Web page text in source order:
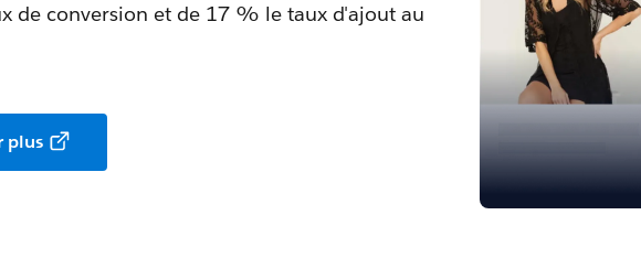
de conversion et de 17 % le taux d'ajout au
plus